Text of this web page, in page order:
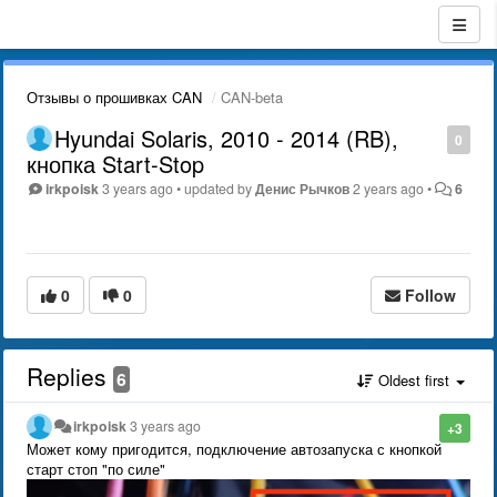
Отзывы о прошивках CAN CAN-beta
0
Hyundai Solaris, 2010 - 2014 (RB),
кнопка Start-Stop
irkpoisk3 years ago•updated byДенис Рычков2 years ago• 6
0 0 Follow
Replies 6 Oldest first
+3
irkpoisk3 years ago
Может кому пригодится, подключение автозапуска с кнопкой
старт стоп "по силе"